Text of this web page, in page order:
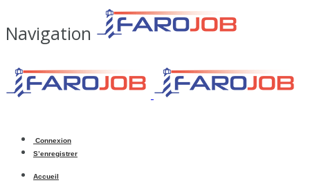
Navigation
Connexion
S’enregistrer
Accueil